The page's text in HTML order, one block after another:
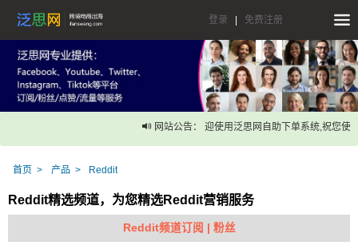
登录 免费注册
网站公告： 迎使用泛思网自助下单系统,祝您使用
首页 产品 Reddit
Reddit精选频道，为您精选Reddit营销服务
Reddit频道订阅 | 粉丝